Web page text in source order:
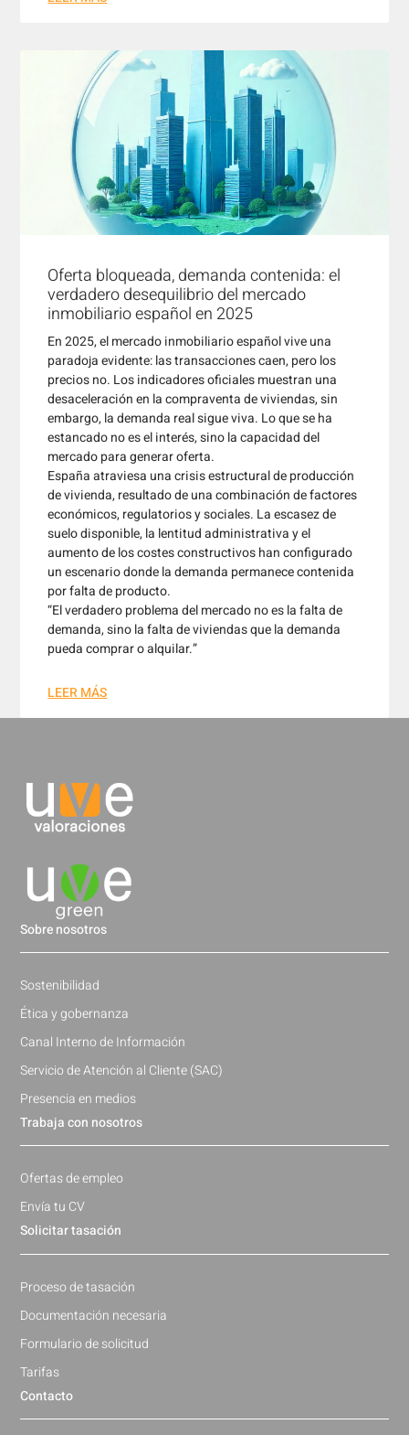
Oferta bloqueada, demanda contenida: el
verdadero desequilibrio del mercado
inmobiliario español en 2025
En 2025, el mercado inmobiliario español vive una
paradoja evidente: las transacciones caen, pero los
precios no. Los indicadores oficiales muestran una
desaceleración en la compraventa de viviendas, sin
embargo, la demanda real sigue viva. Lo que se ha
estancado no es el interés, sino la capacidad del
mercado para generar oferta.
España atraviesa una crisis estructural de producción
de vivienda, resultado de una combinación de factores
económicos, regulatorios y sociales. La escasez de
suelo disponible, la lentitud administrativa y el
aumento de los costes constructivos han configurado
un escenario donde la demanda permanece contenida
por falta de producto.
“El verdadero problema del mercado no es la falta de
demanda, sino la falta de viviendas que la demanda
pueda comprar o alquilar.”
LEER MÁS
Contacto
Solicitar tasación
Proceso de tasación
Documentación necesaria
Formulario de solicitud
Tarifas
Trabaja con nosotros
Ofertas de empleo
Envía tu CV
Sobre nosotros
Sostenibilidad
Ética y gobernanza
Canal Interno de Información
Servicio de Atención al Cliente (SAC)
Presencia en medios